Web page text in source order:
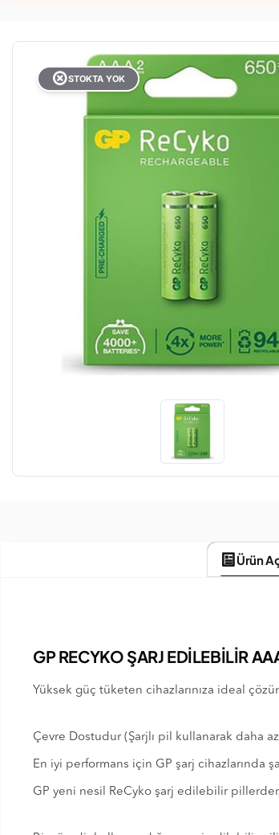
STOKTA YOK
Ürün
GP RECYKO ŞARJ EDİLEBİLİR
Yüksek güç tüketen cihazlarınıza ideal
Çevre Dostudur (Şarjlı pil kullanarak daha
En iyi performans için GP şarj cihazlarında
GP yeni nesil ReCyko şarj edilebilir